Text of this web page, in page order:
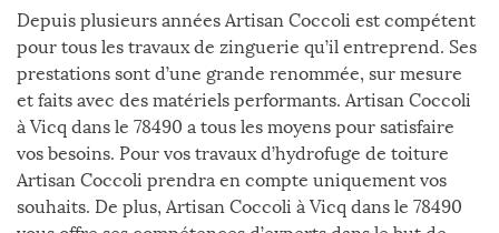
Depuis plusieurs années Artisan Coccoli est compétent
pour tous les travaux de zinguerie qu’il entreprend. Ses
prestations sont d’une grande renommée, sur mesure
et faits avec des matériels performants. Artisan Coccoli
à Vicq dans le 78490 a tous les moyens pour satisfaire
vos besoins. Pour vos travaux d’hydrofuge de toiture
Artisan Coccoli prendra en compte uniquement vos
souhaits. De plus, Artisan Coccoli à Vicq dans le 78490